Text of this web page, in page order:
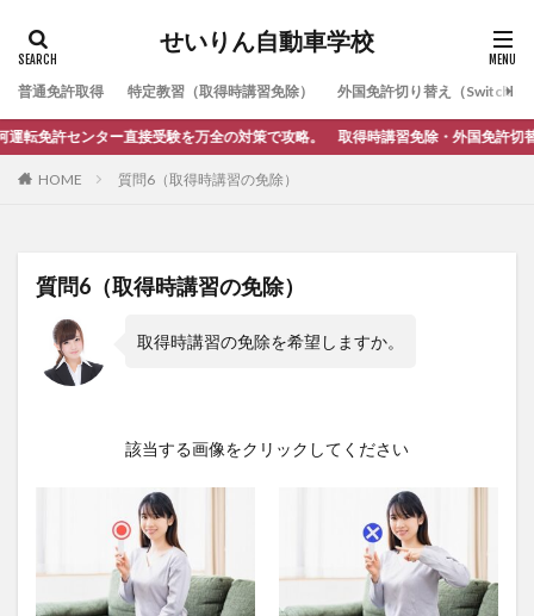
せいりん自動車学校
普通免許取得 特定教習（取得時講習免除） 外国免許切り替え（Switching
ター直接受験を万全の対策で攻略。 取得時講習免除・外国免許切替・ペー
HOME 質問6（取得時講習の免除）
質問6（取得時講習の免除）
取得時講習の免除を希望しますか。
該当する画像をクリックしてください